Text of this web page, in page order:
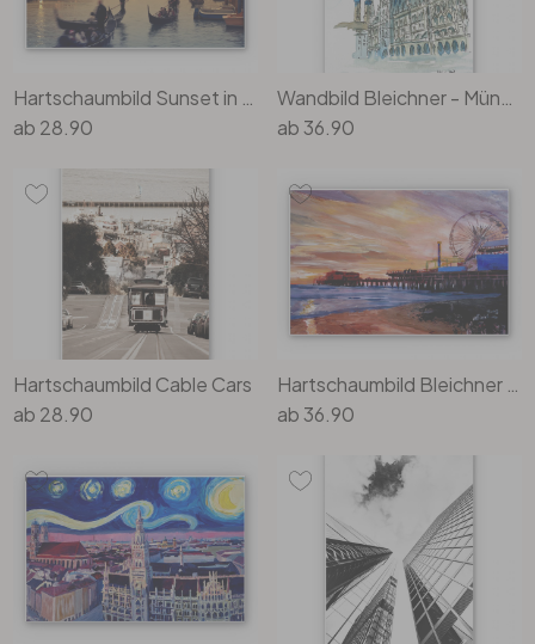
ab 28.90
ab36.90
Hartschaumbild Cable Cars
ab 28.90
ab36.90